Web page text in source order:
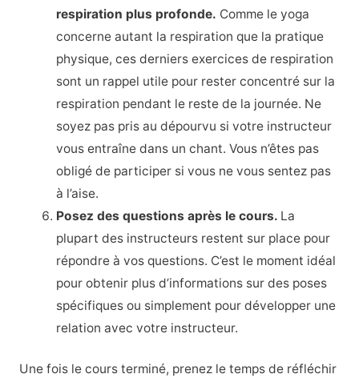
respiration plus profonde. Comme le yoga
concerne autant la respiration que la pratique
physique, ces derniers exercices de respiration
sont un rappel utile pour rester concentré sur la
respiration pendant le reste de la journée. Ne
soyez pas pris au dépourvu si votre instructeur
vous entraîne dans un chant. Vous n’êtes pas
obligé de participer si vous ne vous sentez pas
à l’aise.
Posez des questions après le cours. La
plupart des instructeurs restent sur place pour
répondre à vos questions. C’est le moment idéal
pour obtenir plus d’informations sur des poses
spécifiques ou simplement pour développer une
relation avec votre instructeur.
Une fois le cours terminé, prenez le temps de réfléchir